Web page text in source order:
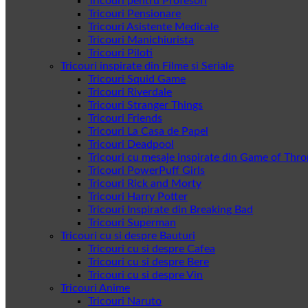
Tricouri Pensionare
Tricouri Asistente Medicale
Tricouri Manichiurista
Tricouri Piloti
Tricouri inspirate din Filme si Seriale
Tricouri Squid Game
Tricouri Riverdale
Tricouri Stranger Things
Tricouri Friends
Tricouri La Casa de Papel
Tricouri Deadpool
Tricouri cu mesaje inspirate din Game of
Tricouri PowerPuff Girls
Tricouri Rick and Morty
Tricouri Harry Potter
Tricouri Inspirate din Breaking Bad
Tricouri Superman
Tricouri cu si despre Bauturi
Tricouri cu si despre Cafea
Tricouri cu si despre Bere
Tricouri cu si despre Vin
Tricouri Anime
Tricouri Naruto